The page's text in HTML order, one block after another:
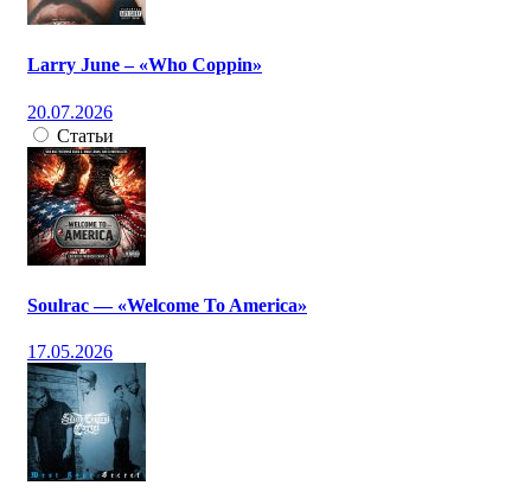
Larry June – «Who Coppin»
20.07.2026
Статьи
Soulrac — «Welcome To America»
17.05.2026